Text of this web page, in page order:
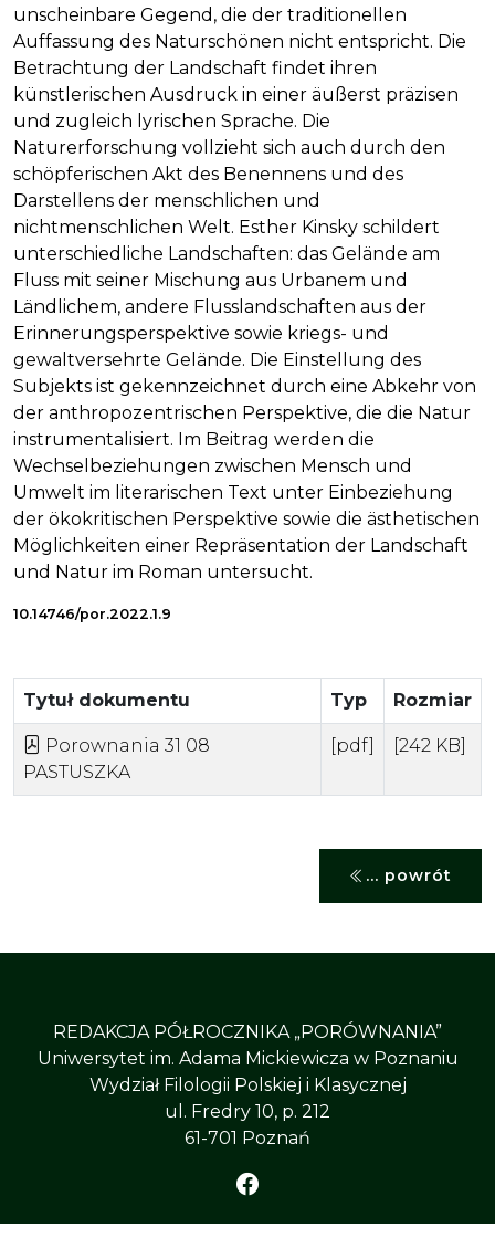
unscheinbare Gegend, die der traditionellen
Auffassung des Naturschönen nicht entspricht. Die
Betrachtung der Landschaft findet ihren
künstlerischen Ausdruck in einer äußerst präzisen
und zugleich lyrischen Sprache. Die
Naturerforschung vollzieht sich auch durch den
schöpferischen Akt des Benennens und des
Darstellens der menschlichen und
nichtmenschlichen Welt. Esther Kinsky schildert
unterschiedliche Landschaften: das Gelände am
Fluss mit seiner Mischung aus Urbanem und
Ländlichem, andere Flusslandschaften aus der
Erinnerungsperspektive sowie kriegs- und
gewaltversehrte Gelände. Die Einstellung des
Subjekts ist gekennzeichnet durch eine Abkehr von
der anthropozentrischen Perspektive, die die Natur
instrumentalisiert. Im Beitrag werden die
Wechselbeziehungen zwischen Mensch und
Umwelt im literarischen Text unter Einbeziehung
der ökokritischen Perspektive sowie die ästhetischen
Möglichkeiten einer Repräsentation der Landschaft
und Natur im Roman untersucht.
10.14746/por.2022.1.9
Tytuł dokumentu Typ Rozmiar
Porownania 31 08
PASTUSZKA
[pdf] [242 KB]
... powrót
REDAKCJA PÓŁROCZNIKA „PORÓWNANIA”
Uniwersytet im. Adama Mickiewicza w Poznaniu
Wydział Filologii Polskiej i Klasycznej
ul. Fredry 10, p. 212
61-701 Poznań